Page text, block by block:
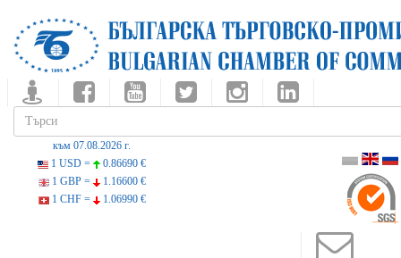
към 07.08.2026 г.
1 USD =
0.86690 €
1 GBP =
1.16600 €
1 CHF =
1.06990 €